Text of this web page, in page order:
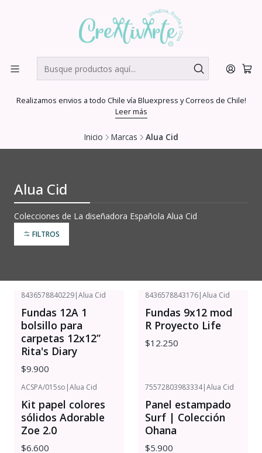
Realizamos envios a todo Chile vía Bluexpress y Correos de Chile!
Leer más
Inicio Marcas Alua Cid
Alua Cid
Colecciones de La diseñadora Española Alua Cid
FILTROS
8436578840229|Alua Cid
Fundas 12A 1
bolsillo para
carpetas 12x12”
Rita's Diary
$9.900
8436578843176|Alua Cid
Fundas 9x12 mod
R Proyecto Life
$12.250
ACSPA/015so |Alua Cid
Kit papel colores
sólidos Adorable
Zoe 2.0
$6.600
75572803983334|Alua Cid
Panel estampado
Surf | Colección
Ohana
$5.900